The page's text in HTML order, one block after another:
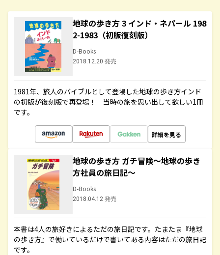
地球の歩き方 3 インド・ネパール 198
2-1983（初版復刻版）
D-Books
2018.12.20 発売
1981年、旅人のバイブルとして登場した地球の歩き方インド
の初版が復刻版で再登場！ 当時の旅を思い出して欲しい1冊
です。
詳細を見る
地球の歩き方 ガチ冒険～地球の歩き
方社員の旅日記～
D-Books
2018.04.12 発売
本書は4人の旅好きによるただの旅日記です。たまたま『地球
の歩き方』で働いているだけで書いてある内容はただの旅日記
です。